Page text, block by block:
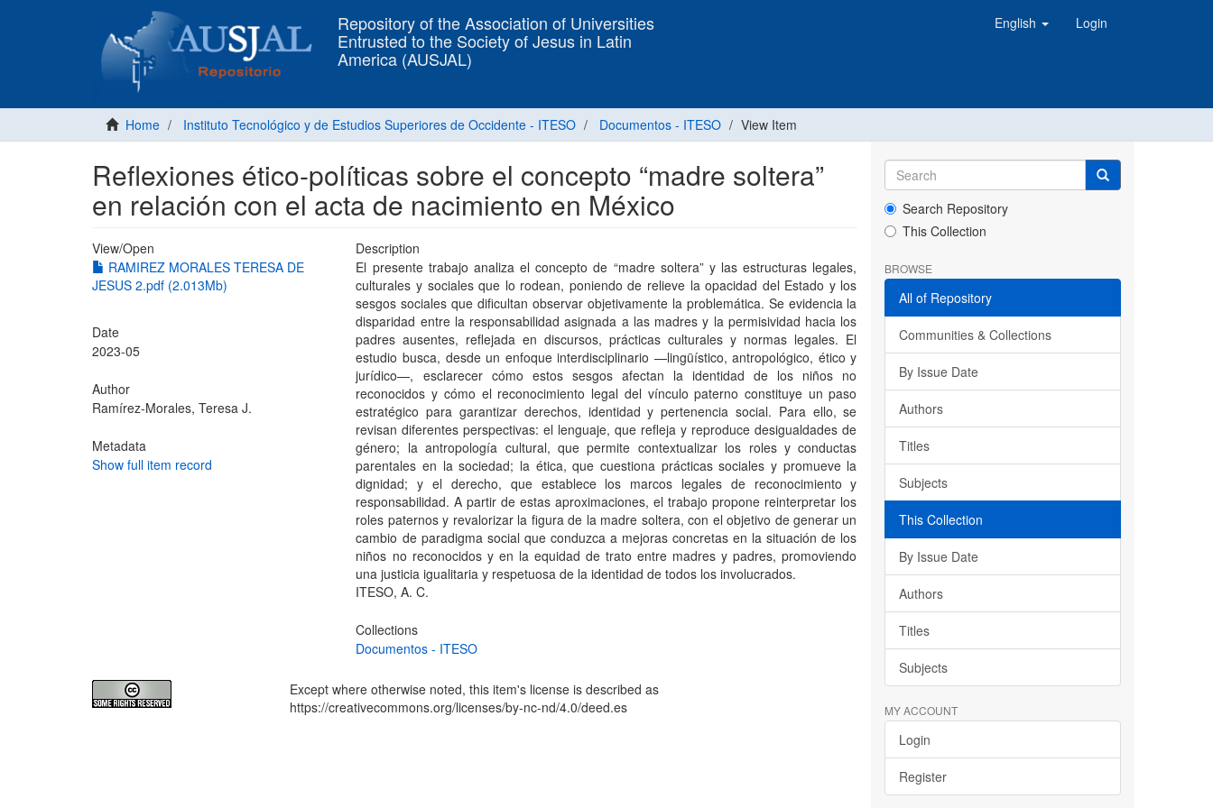
Repository of the Association of Universities
Entrusted to the Society of Jesus in Latin
America (AUSJAL)
English Login
Home Instituto Tecnológico y de Estudios Superiores de Occidente - ITESO Documentos - ITESO View Item
Reflexiones ético-políticas sobre el concepto “madre soltera”
en relación con el acta de nacimiento en México
View/Open
RAMIREZ MORALES TERESA DE
JESUS 2.pdf (2.013Mb)
Date
2023-05
Author
Ramírez-Morales, Teresa J.
Metadata
Show full item record
Description
El presente trabajo analiza el concepto de “madre soltera” y las estructuras legales,
culturales y sociales que lo rodean, poniendo de relieve la opacidad del Estado y los
sesgos sociales que dificultan observar objetivamente la problemática. Se evidencia la
disparidad entre la responsabilidad asignada a las madres y la permisividad hacia los
padres ausentes, reflejada en discursos, prácticas culturales y normas legales. El
estudio busca, desde un enfoque interdisciplinario —lingüístico, antropológico, ético y
jurídico—, esclarecer cómo estos sesgos afectan la identidad de los niños no
reconocidos y cómo el reconocimiento legal del vínculo paterno constituye un paso
estratégico para garantizar derechos, identidad y pertenencia social. Para ello, se
revisan diferentes perspectivas: el lenguaje, que refleja y reproduce desigualdades de
género; la antropología cultural, que permite contextualizar los roles y conductas
parentales en la sociedad; la ética, que cuestiona prácticas sociales y promueve la
dignidad; y el derecho, que establece los marcos legales de reconocimiento y
responsabilidad. A partir de estas aproximaciones, el trabajo propone reinterpretar los
roles paternos y revalorizar la figura de la madre soltera, con el objetivo de generar un
cambio de paradigma social que conduzca a mejoras concretas en la situación de los
niños no reconocidos y en la equidad de trato entre madres y padres, promoviendo
una justicia igualitaria y respetuosa de la identidad de todos los involucrados.
ITESO, A. C.
Collections
Documentos - ITESO
Except where otherwise noted, this item's license is described as
https://creativecommons.org/licenses/by-nc-nd/4.0/deed.es
Search Repository
This Collection
BROWSE
All of Repository
Communities & Collections
By Issue Date
Authors
Titles
Subjects
This Collection
By Issue Date
Authors
Titles
Subjects
MY ACCOUNT
Login
Register